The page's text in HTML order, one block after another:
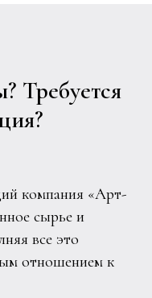
Требуется
компания «Арт-
сырье и
все это
отношением к